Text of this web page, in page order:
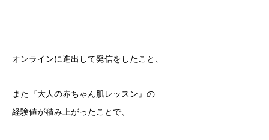
オンラインに進出して発信をしたこと、
また『大人の赤ちゃん肌レッスン』の
経験値が積み上がったことで、